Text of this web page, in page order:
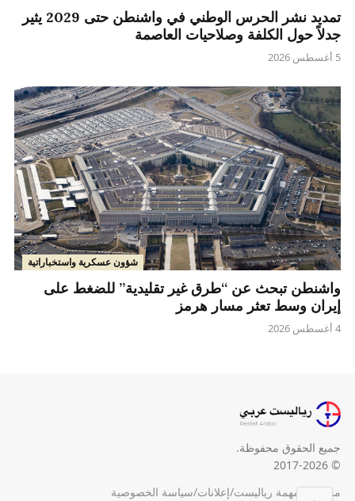
تمديد نشر الحرس الوطني في واشنطن حتى 2029 يثير
جدلاً حول الكلفة وصلاحيات العاصمة
5 أغسطس 2026
شؤون عسكرية واستخباراتية
واشنطن تبحث عن “طرق غير تقليدية” للضغط على
إيران وسط تعثر مسار هرمز
4 أغسطس 2026
جميع الحقوق محفوظة.
© 2017-2026
من نحن/مهمة رياليست/إعلانات/سياسة الخصوصية